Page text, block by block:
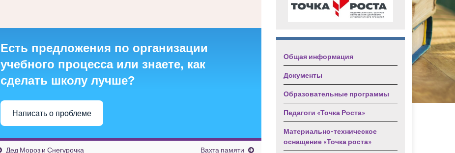
Есть предложения по организации
учебного процесса или знаете, как
сделать школу лучше?
Написать о проблеме
Дед Мороз и Снегурочка Вахта памяти
Общая информация
Документы
Образовательные программы
Педагоги «Точка Роста»
Материально-техническое
оснащение «Точка роста»